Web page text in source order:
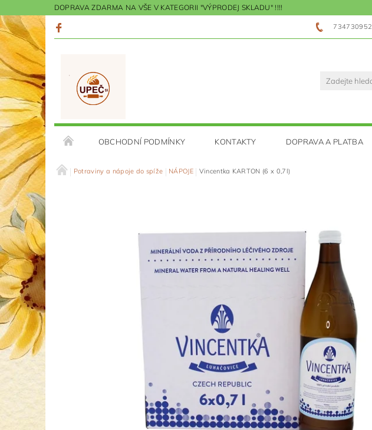
DOPRAVA ZDARMA NA VŠE V KATEGORII "VÝPRODEJ SKLADU" !!!!
734730952
OBCHODNÍ PODMÍNKY KONTAKTY DOPRAVA A PLATBA
Potraviny a nápoje do spíže NÁPOJE Vincentka KARTON (6 x 0,7l)